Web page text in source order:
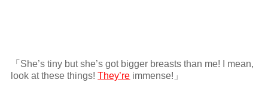
「She’s tiny but she’s got bigger breasts than me! I mean,
look at these things!They’re immense!」